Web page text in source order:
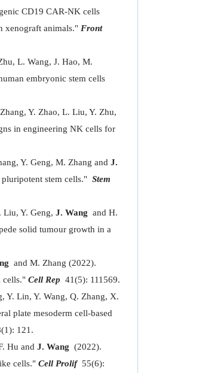
CD19 CAR-NK cells
xenograft animals." Front
L. Wang, J. Hao, M.
embryonic stem cells
Y. Zhao, L. Liu, Y. Zhu,
in engineering NK cells for
Y. Geng, M. Zhang and J.
stem cells."Stem
Liu, Y. Geng, J. Wang and H.
solid tumour growth in a
and M. Zhang (2022).
cells." Cell Rep 41(5): 111569.
Y. Lin, Y. Wang, Q. Zhang, X.
plate mesoderm cell-based
121.
Hu and J. Wang (2022).
cells." Cell Prolif55(6):